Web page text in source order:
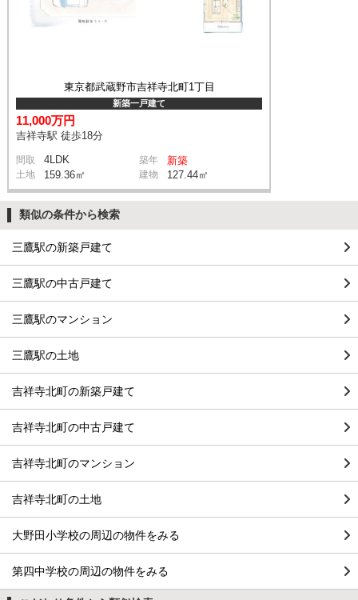
東京都武蔵野市吉祥寺北町1丁目
新築一戸建て
11,000万円
吉祥寺駅 徒歩18分
間取 4LDK 築年 新築
土地 159.36㎡ 建物 127.44㎡
類似の条件から検索
三鷹駅の新築戸建て
三鷹駅の中古戸建て
三鷹駅のマンション
三鷹駅の土地
吉祥寺北町の新築戸建て
吉祥寺北町の中古戸建て
吉祥寺北町のマンション
吉祥寺北町の土地
大野田小学校の周辺の物件をみる
第四中学校の周辺の物件をみる